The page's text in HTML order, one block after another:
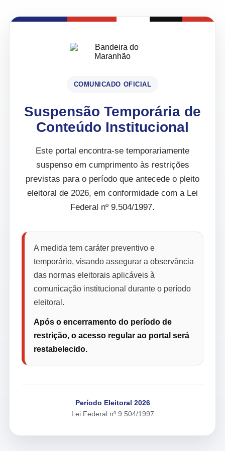
COMUNICADO OFICIAL
Suspensão Temporária de
Conteúdo Institucional
Este portal encontra-se temporariamente
suspenso em cumprimento às restrições
previstas para o período que antecede o pleito
eleitoral de 2026, em conformidade com a Lei
Federal nº 9.504/1997.
A medida tem caráter preventivo e
temporário, visando assegurar a observância
das normas eleitorais aplicáveis à
comunicação institucional durante o período
eleitoral.
Após o encerramento do período de
restrição, o acesso regular ao portal será
restabelecido.
Período Eleitoral 2026
Lei Federal nº 9.504/1997